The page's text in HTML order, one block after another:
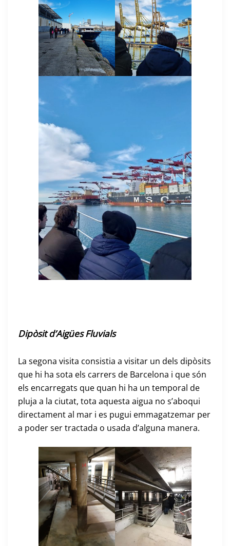
Dipòsit d’Aigües Fluvials
La segona visita consistia a visitar un dels dipòsits
que hi ha sota els carrers de Barcelona i que són
els encarregats que quan hi ha un temporal de
pluja a la ciutat, tota aquesta aigua no s’aboqui
directament al mar i es pugui emmagatzemar per
a poder ser tractada o usada d’alguna manera.